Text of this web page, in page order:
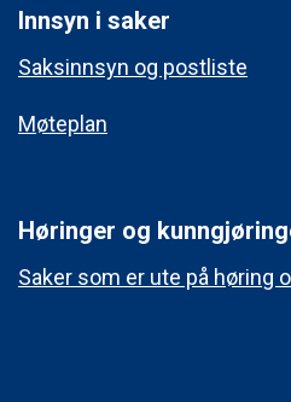
Innsyn i saker
Saksinnsyn og postliste
Møteplan
Høringer og
Saker som er ute på høring